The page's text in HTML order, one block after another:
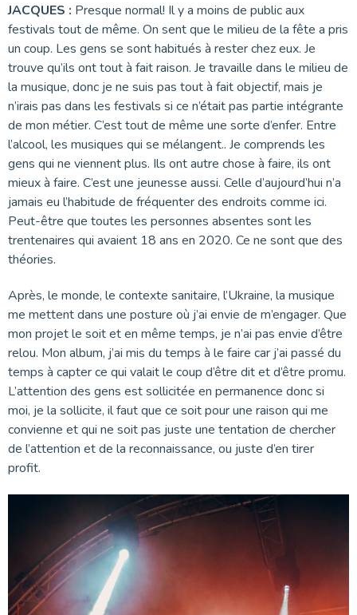
JACQUES : Presque normal! Il y a moins de public aux
festivals tout de même. On sent que le milieu de la fête a pris
un coup. Les gens se sont habitués à rester chez eux. Je
trouve qu’ils ont tout à fait raison. Je travaille dans le milieu de
la musique, donc je ne suis pas tout à fait objectif, mais je
n’irais pas dans les festivals si ce n’était pas partie intégrante
de mon métier. C’est tout de même une sorte d’enfer. Entre
l’alcool, les musiques qui se mélangent.. Je comprends les
gens qui ne viennent plus. Ils ont autre chose à faire, ils ont
mieux à faire. C’est une jeunesse aussi. Celle d’aujourd’hui n’a
jamais eu l’habitude de fréquenter des endroits comme ici.
Peut-être que toutes les personnes absentes sont les
trentenaires qui avaient 18 ans en 2020. Ce ne sont que des
théories.
Après, le monde, le contexte sanitaire, l’Ukraine, la musique
me mettent dans une posture où j’ai envie de m’engager. Que
mon projet le soit et en même temps, je n’ai pas envie d’être
relou. Mon album, j’ai mis du temps à le faire car j’ai passé du
temps à capter ce qui valait le coup d’être dit et d’être promu.
L’attention des gens est sollicitée en permanence donc si
moi, je la sollicite, il faut que ce soit pour une raison qui me
convienne et qui ne soit pas juste une tentation de chercher
de l’attention et de la reconnaissance, ou juste d’en tirer
profit.